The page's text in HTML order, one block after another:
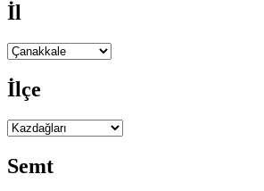
İl
İlçe
Semt